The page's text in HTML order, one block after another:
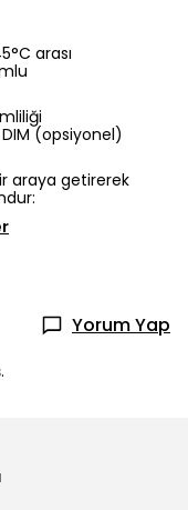
arası
(opsiyonel)
araya getirerek
Yorum Yap